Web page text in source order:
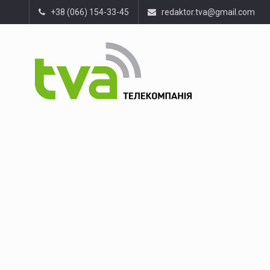
+38 (066) 154-33-45 redaktor.tva@gmail.com